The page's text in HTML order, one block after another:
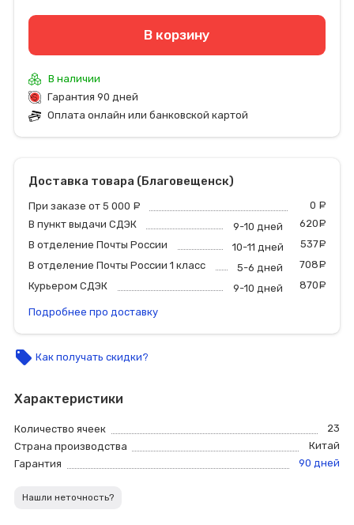
В корзину
В наличии
Гарантия 90 дней
Оплата онлайн или банковской картой
Доставка товара (Благовещенск)
При заказе от 5 000 0
В пункт выдачи СДЭК
9-10 дней 620
В отделение Почты России
10-11 дней 537
В отделение Почты России 1 класс
5-6 дней 708
Курьером СДЭК
9-10 дней 870
Подробнее про доставку
local_offer Как получать скидки?
Характеристики
Количество ячеек
23
Страна производства
Китай
Гарантия
90 дней
Нашли неточность?